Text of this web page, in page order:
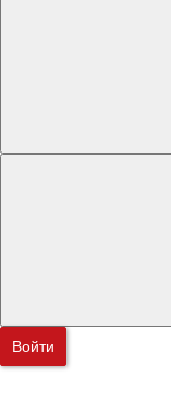
Войти